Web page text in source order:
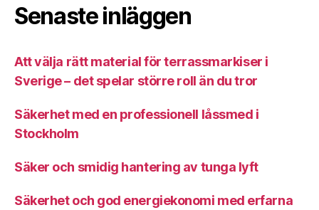
Senaste inläggen
Att välja rätt material för terrassmarkiser i
Sverige – det spelar större roll än du tror
Säkerhet med en professionell låssmed i
Stockholm
Säker och smidig hantering av tunga lyft
Säkerhet och god energiekonomi med erfarna